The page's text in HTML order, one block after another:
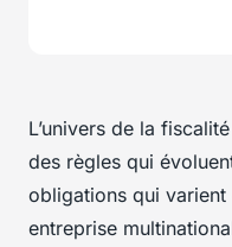
L’univers de la
des règles qui
obligations qui varient
entreprise